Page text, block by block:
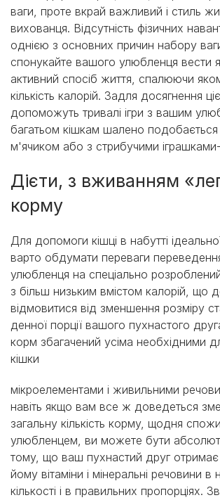
ваги, проте вкрай важливий і стиль
вихованця. Відсутність фізичних
однією з основних причин набору
спонукайте вашого улюбленця вести
активний спосіб життя, спалюючи
кількість калорій. Задля досягнення
допоможуть тривалі ігри з вашим
багатьом кішкам шалено подобається
м'ячиком або з стрибучими
Дієти, з вживанням
корму
Для допомоги кішці в набутті
варто обдумати переваги
улюбленця на спеціально
з більш низьким вмістом калорій, що
відмовитися від зменшення розміру
денної порції вашого пухнастого
корм збагачений усіма необхідними
кішки
мікроелементами і живильними
навіть якщо вам все ж доведеться
загальну кількість корму, щодня
улюбленцем, ви можете бути
тому, що ваш пухнастий друг отримає
йому вітаміни і мінеральні речовини в
кількості і в правильних пропорціях.